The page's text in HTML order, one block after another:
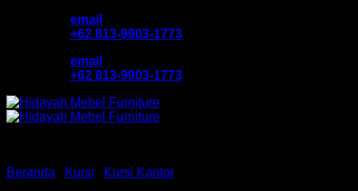
email
+62 813-9903-1773
email
+62 813-9903-1773
Beranda Kursi Kursi Kantor